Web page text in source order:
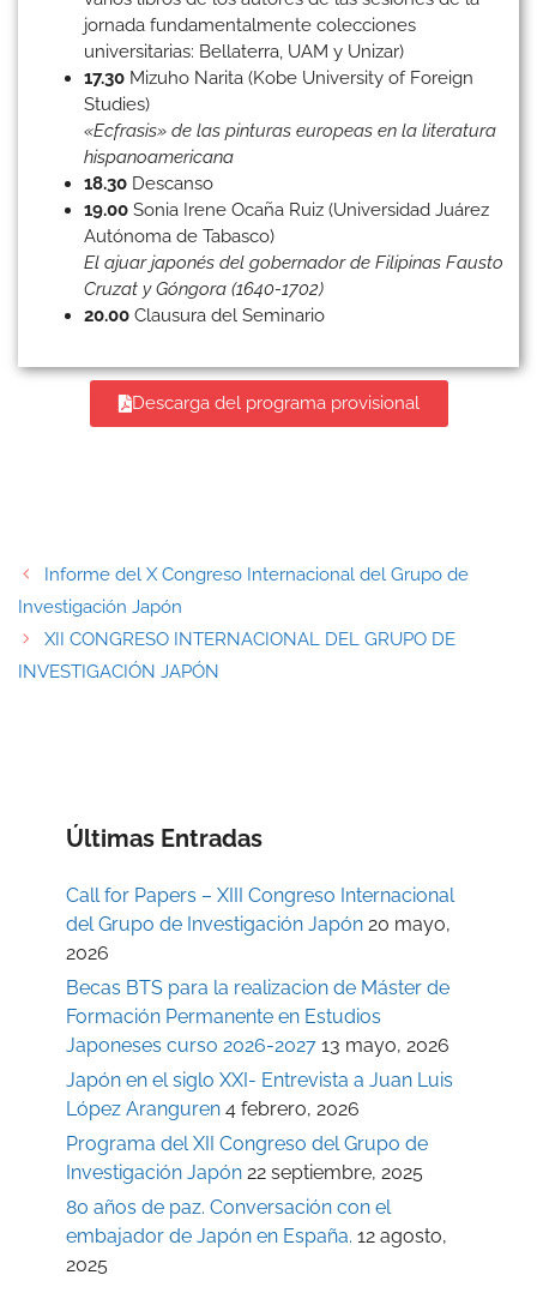
jornada fundamentalmente colecciones
universitarias: Bellaterra, UAM y Unizar)
17.30 Mizuho Narita (Kobe University of Foreign
Studies)
«Ecfrasis» de las pinturas europeas en la literatura
hispanoamericana
18.30 Descanso
19.00 Sonia Irene Ocaña Ruiz (Universidad Juárez
Autónoma de Tabasco)
El ajuar japonés del gobernador de Filipinas Fausto
Cruzat y Góngora (1640-1702)
20.00 Clausura del Seminario
Descarga del programa provisional
Informe del X Congreso Internacional del Grupo de
Investigación Japón
XII CONGRESO INTERNACIONAL DEL GRUPO DE
INVESTIGACIÓN JAPÓN
Últimas Entradas
Call for Papers – XIII Congreso Internacional
del Grupo de Investigación Japón 20 mayo,
2026
Becas BTS para la realizacion de Máster de
Formación Permanente en Estudios
Japoneses curso 2026-2027 13 mayo, 2026
Japón en el siglo XXI- Entrevista a Juan Luis
López Aranguren 4 febrero, 2026
Programa del XII Congreso del Grupo de
Investigación Japón 22 septiembre, 2025
80 años de paz. Conversación con el
embajador de Japón en España. 12 agosto,
2025